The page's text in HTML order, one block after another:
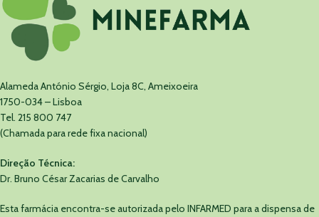
Alameda António Sérgio, Loja 8C, Ameixoeira
1750-034 – Lisboa
Tel. 215 800 747
(Chamada para rede fixa nacional)
Direção Técnica:
Dr. Bruno César Zacarias de Carvalho
Esta farmácia encontra-se autorizada pelo INFARMED para a dispensa de